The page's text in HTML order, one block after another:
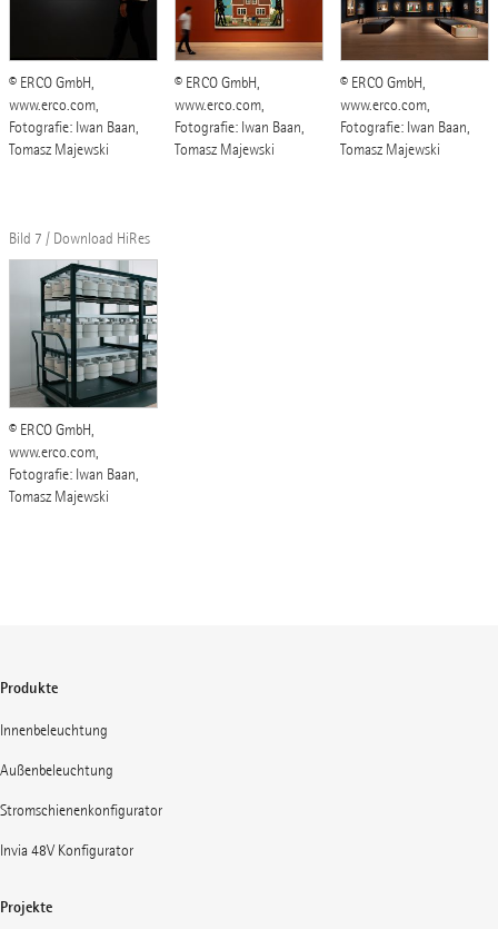
© ERCO GmbH,
www.erco.com,
Fotografie: Iwan Baan,
Tomasz Majewski
© ERCO GmbH,
www.erco.com,
Fotografie: Iwan Baan,
Tomasz Majewski
© ERCO GmbH,
www.erco.com,
Fotografie: Iwan Baan,
Tomasz Majewski
Bild 7 / Download HiRes
© ERCO GmbH,
www.erco.com,
Fotografie: Iwan Baan,
Tomasz Majewski
Produkte
Innenbeleuchtung
Außenbeleuchtung
Stromschienenkonfigurator
Invia 48V Konfigurator
Projekte